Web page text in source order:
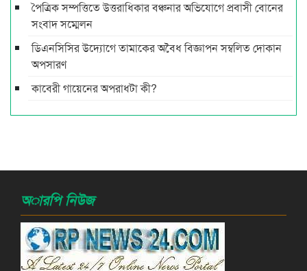
পৈত্রিক সম্পত্তিতে উত্তরাধিকার বঞ্চনার অভিযোগে প্রবাসী বোনের
সংবাদ সম্মেলন
ডিএনসিসির উদ্যোগে তামাকের অবৈধ বিজ্ঞাপন সম্বলিত দোকান
অপসারণ
কাবেরী গায়েনের অপরাধটা কী?
অারপি নিউজ